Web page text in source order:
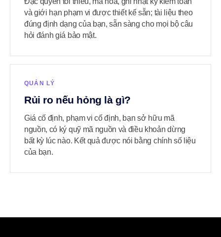
và giới hạn phạm vi được thiết kế sẵn; tài liệu theo
đúng định dạng của bạn, sẵn sàng cho mọi bộ câu
hỏi đánh giá bảo mật.
QUẢN LÝ
Rủi ro nếu hỏng là gì?
Giá cố định, phạm vi cố định, bạn sở hữu mã
nguồn, có ký quỹ mã nguồn và điều khoản dừng
bất kỳ lúc nào. Kết quả được nói bằng chính số liệu
của bạn.